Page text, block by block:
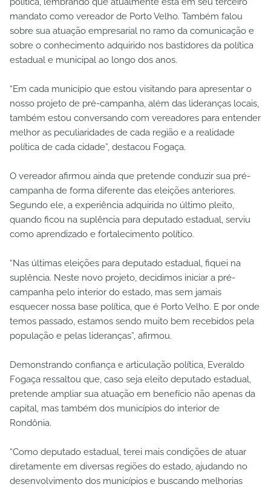
mandato como vereador de Porto Velho. Também falou
sobre sua atuação empresarial no ramo da comunicação e
sobre o conhecimento adquirido nos bastidores da política
estadual e municipal ao longo dos anos.
“Em cada município que estou visitando para apresentar o
nosso projeto de pré-campanha, além das lideranças locais,
também estou conversando com vereadores para entender
melhor as peculiaridades de cada região e a realidade
política de cada cidade”, destacou Fogaça.
O vereador afirmou ainda que pretende conduzir sua pré-
campanha de forma diferente das eleições anteriores.
Segundo ele, a experiência adquirida no último pleito,
quando ficou na suplência para deputado estadual, serviu
como aprendizado e fortalecimento político.
“Nas últimas eleições para deputado estadual, fiquei na
suplência. Neste novo projeto, decidimos iniciar a pré-
campanha pelo interior do estado, mas sem jamais
esquecer nossa base política, que é Porto Velho. E por onde
temos passado, estamos sendo muito bem recebidos pela
população e pelas lideranças”, afirmou.
Demonstrando confiança e articulação política, Everaldo
Fogaça ressaltou que, caso seja eleito deputado estadual,
pretende ampliar sua atuação em benefício não apenas da
capital, mas também dos municípios do interior de
Rondônia.
“Como deputado estadual, terei mais condições de atuar
diretamente em diversas regiões do estado, ajudando no
desenvolvimento dos municípios e buscando melhorias